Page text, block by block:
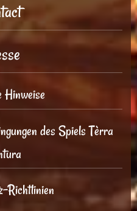
Hinweise
des Spiels Tèrra
Richtlinien